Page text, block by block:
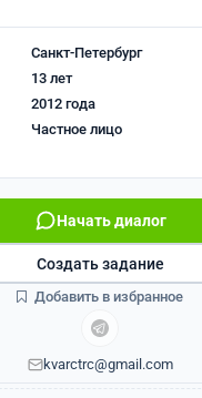
Санкт-Петербург
13 лет
2012 года
Частное лицо
Начать диалог
kvarctrc@gmail.com
Создать задание
Добавить в избранное